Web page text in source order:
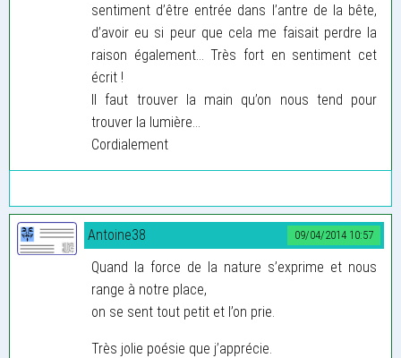
sentiment d’être entrée dans l’antre de la bête,
d’avoir eu si peur que cela me faisait perdre la
raison également... Très fort en sentiment cet
écrit !
Il faut trouver la main qu’on nous tend pour
trouver la lumière...
Cordialement
09/04/2014 10:57
Antoine38
Quand la force de la nature s’exprime et nous
range à notre place,
on se sent tout petit et l’on prie.
Très jolie poésie que j’apprécie.